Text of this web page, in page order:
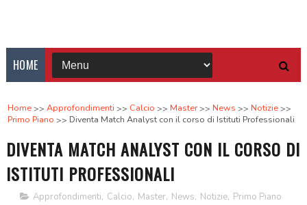
HOME
Home Approfondimenti Calcio Master News
Notizie
Primo Piano
Diventa Match Analyst con il corso di Istituti Professionali
DIVENTA MATCH ANALYST CON IL CORSO DI
ISTITUTI PROFESSIONALI
Approfondimenti, Calcio, Master, News, Notizie, Primo Piano